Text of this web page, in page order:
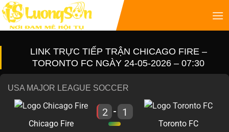
LINK TRỰC TIẾP TRẬN CHICAGO FIRE –
TORONTO FC NGÀY 24-05-2026 – 07:30
USA MAJOR LEAGUE SOCCER
Chicago Fire
2 - 1
Toronto FC